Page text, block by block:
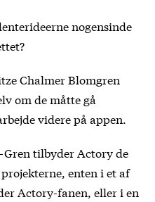
nogensinde
Chalmer Blomgren
om de måtte gå
videre på appen.
tilbyder Actory de
enten i et af
Actory-fanen, eller i en